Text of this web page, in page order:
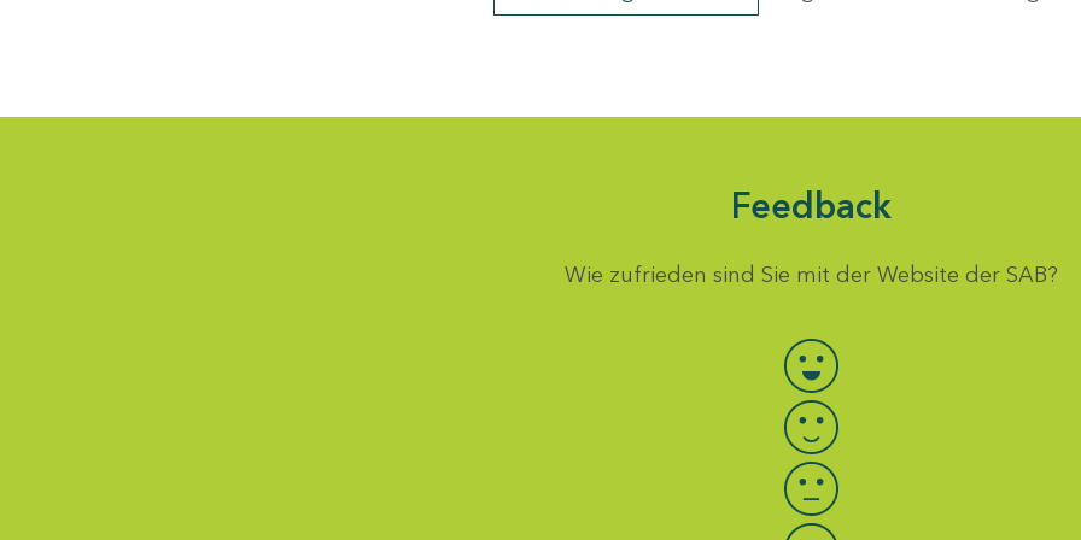
Feedback
Wie zufrieden sind Sie mit der Website der SAB?
Bewertung auswählen